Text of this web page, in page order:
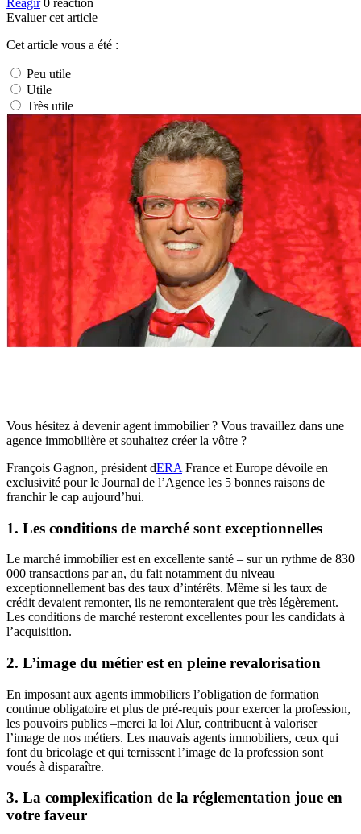
Evaluer cet article
Cet article vous a été :
Peu utile
Utile
Très utile
Vous hésitez à devenir agent immobilier ? Vous travaillez dans une
agence immobilière et souhaitez créer la vôtre ?
François Gagnon, président dERA France et Europe dévoile en
exclusivité pour le Journal de l’Agence les 5 bonnes raisons de
franchir le cap aujourd’hui.
1. Les conditions de marché sont exceptionnelles
Le marché immobilier est en excellente santé – sur un rythme de 830
000 transactions par an, du fait notamment du niveau
exceptionnellement bas des taux d’intérêts. Même si les taux de
crédit devaient remonter, ils ne remonteraient que très légèrement.
Les conditions de marché resteront excellentes pour les candidats à
l’acquisition.
2. L’image du métier est en pleine revalorisation
En imposant aux agents immobiliers l’obligation de formation
continue obligatoire et plus de pré-requis pour exercer la profession,
les pouvoirs publics –merci la loi Alur, contribuent à valoriser
l’image de nos métiers. Les mauvais agents immobiliers, ceux qui
font du bricolage et qui ternissent l’image de la profession sont
voués à disparaître.
3. La complexification de la réglementation joue en
votre faveur